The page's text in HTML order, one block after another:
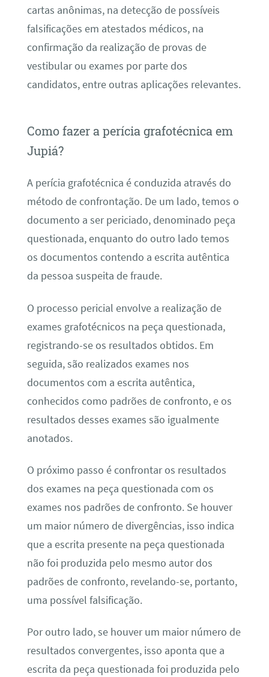
cartas anônimas, na detecção de possíveis
falsificações em atestados médicos, na
confirmação da realização de provas de
vestibular ou exames por parte dos
candidatos, entre outras aplicações relevantes.
Como fazer a perícia grafotécnica em
Jupiá?
A perícia grafotécnica é conduzida através do
método de confrontação. De um lado, temos o
documento a ser periciado, denominado peça
questionada, enquanto do outro lado temos
os documentos contendo a escrita autêntica
da pessoa suspeita de fraude.
O processo pericial envolve a realização de
exames grafotécnicos na peça questionada,
registrando-se os resultados obtidos. Em
seguida, são realizados exames nos
documentos com a escrita autêntica,
conhecidos como padrões de confronto, e os
resultados desses exames são igualmente
anotados.
O próximo passo é confrontar os resultados
dos exames na peça questionada com os
exames nos padrões de confronto. Se houver
um maior número de divergências, isso indica
que a escrita presente na peça questionada
não foi produzida pelo mesmo autor dos
padrões de confronto, revelando-se, portanto,
uma possível falsificação.
Por outro lado, se houver um maior número de
resultados convergentes, isso aponta que a
escrita da peça questionada foi produzida pelo